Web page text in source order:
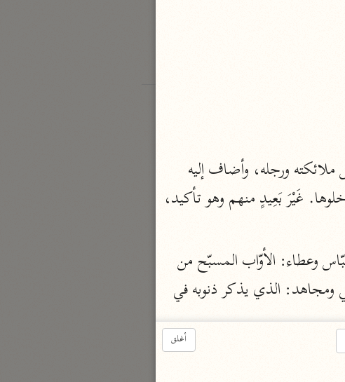
المصلّي. مقاتل بن حيان: المطيع. عبيد بن عسر: هو الذي لا يقوم من مجلسه حتى يستغفر الله تعالى. أبو بكر أغلق